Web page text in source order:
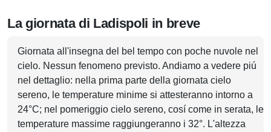
La giornata di Ladispoli in breve
Giornata all'insegna del bel tempo con poche nuvole nel
cielo. Nessun fenomeno previsto. Andiamo a vedere piú
nel dettaglio: nella prima parte della giornata cielo
sereno, le temperature minime si attesteranno intorno a
24°C; nel pomeriggio cielo sereno, cosí come in serata, le
temperature massime raggiungeranno i 32°. L'altezza